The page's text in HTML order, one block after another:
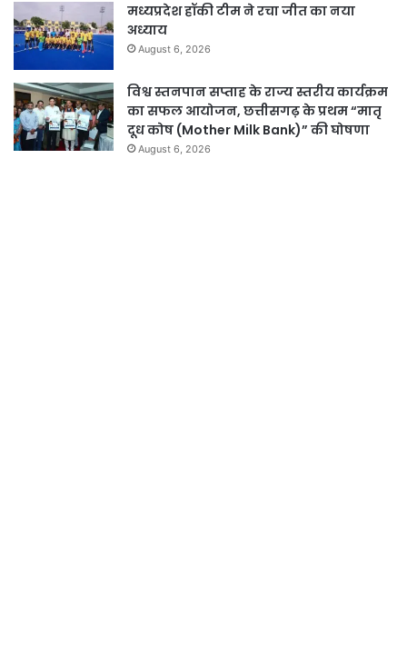
मध्यप्रदेश हॉकी टीम ने रचा जीत का नया
अध्याय
August 6, 2026
विश्व स्तनपान सप्ताह के राज्य स्तरीय कार्यक्रम
का सफल आयोजन, छत्तीसगढ़ के प्रथम “मातृ
दूध कोष (Mother Milk Bank)” की घोषणा
August 6, 2026